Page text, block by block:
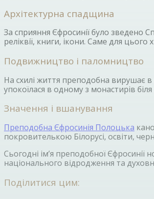
Архітектурна спадщина
За сприяння Єфросинії було зведено
реліквії, книги, ікони. Саме для
Подвижництво і паломництво
На схилі життя преподобна вирушає
упокоїлася в одному з монастирів
Значення і вшанування
Преподобна Єфросинія Полоцька
покровителькою Білорусі, освіти,
Сьогодні ім’я преподобної Єфросинії
національного відродження та
Поділитися цим: